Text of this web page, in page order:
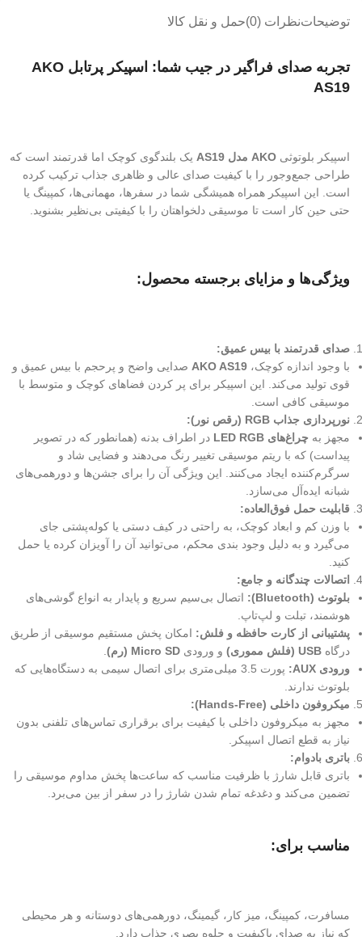
توضیحاتنظرات (0) حمل و نقل کالا
تجربه صدای فراگیر در جیب شما: اسپیکر پرتابل AKO
AS19
اسپیکر بلوتوثی AKO مدل AS19
یک بلندگوی کوچک اما قدرتمند است که
طراحی جمع‌وجور را با کیفیت صدای عالی و ظاهری جذاب ترکیب کرده
است. این اسپیکر همراه همیشگی شما در سفرها، مهمانی‌ها، کمپینگ یا
حتی حین کار است تا موسیقی دلخواهتان را با کیفیتی بی‌نظیر بشنوید.
ویژگی‌ها و مزایای برجسته محصول:
صدای قدرتمند با بیس عمیق:
با وجود اندازه کوچک، AKO AS19 صدایی واضح و پرحجم با بیس عمیق و
قوی تولید می‌کند. این اسپیکر برای پر کردن فضاهای کوچک و متوسط با
موسیقی کافی است.
نورپردازی جذاب RGB (رقص نور):
مجهز به چراغ‌های LED RGB
در اطراف بدنه (همانطور که در تصویر
پیداست) که با ریتم موسیقی تغییر رنگ می‌دهند و فضایی شاد و
سرگرم‌کننده ایجاد می‌کنند. این ویژگی آن را برای جشن‌ها و دورهمی‌های
شبانه ایده‌آل می‌سازد.
قابلیت حمل فوق‌العاده:
با وزن کم و ابعاد کوچک، به راحتی در کیف دستی یا کوله‌پشتی جای
می‌گیرد و به دلیل وجود بندی محکم، می‌توانید آن را آویزان کرده یا حمل
کنید.
اتصالات چندگانه و جامع:
بلوتوث (Bluetooth):
اتصال بی‌سیم سریع و پایدار به انواع گوشی‌های
هوشمند، تبلت و لپ‌تاپ.
پشتیبانی از کارت حافظه و فلش: امکان پخش مستقیم موسیقی از طریق
درگاه USB (فلش مموری) و ورودی Micro SD (رم)
ورودی AUX:
پورت 3.5 میلی‌متری برای اتصال سیمی به دستگاه‌هایی که
بلوتوث ندارند.
میکروفون داخلی (Hands-Free):
مجهز به میکروفون داخلی با کیفیت برای برقراری تماس‌های تلفنی بدون
نیاز به قطع اتصال اسپیکر.
باتری بادوام:
باتری قابل شارژ با ظرفیت مناسب که ساعت‌ها پخش مداوم موسیقی را
تضمین می‌کند و دغدغه تمام شدن شارژ را در سفر از بین می‌برد.
مناسب برای:
مسافرت، کمپینگ، میز کار، گیمینگ، دورهمی‌های دوستانه و هر محیطی
که نیاز به صدای باکیفیت و جلوه بصری جذاب دارد.